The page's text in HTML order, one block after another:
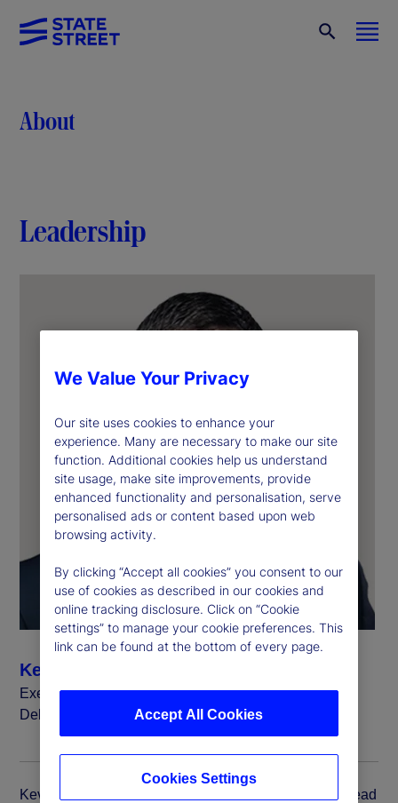
About
Leadership
Kevin Duddy
Executive Vice President, Global Head of Global
Delivery Simplification
Kevin Duddy is executive vice president and global head
We Value Your Privacy
Our site uses cookies to enhance your
experience. Many are necessary to make our site
function. Additional cookies help us understand
site usage, make site improvements, provide
enhanced functionality and personalisation, serve
personalised ads or content based upon web
browsing activity.
By clicking “Accept all cookies” you consent to our
use of cookies as described in our cookies and
online tracking disclosure. Click on “Cookie
settings” to manage your cookie preferences. This
link can be found at the bottom of every page.
Accept All Cookies
Cookies Settings